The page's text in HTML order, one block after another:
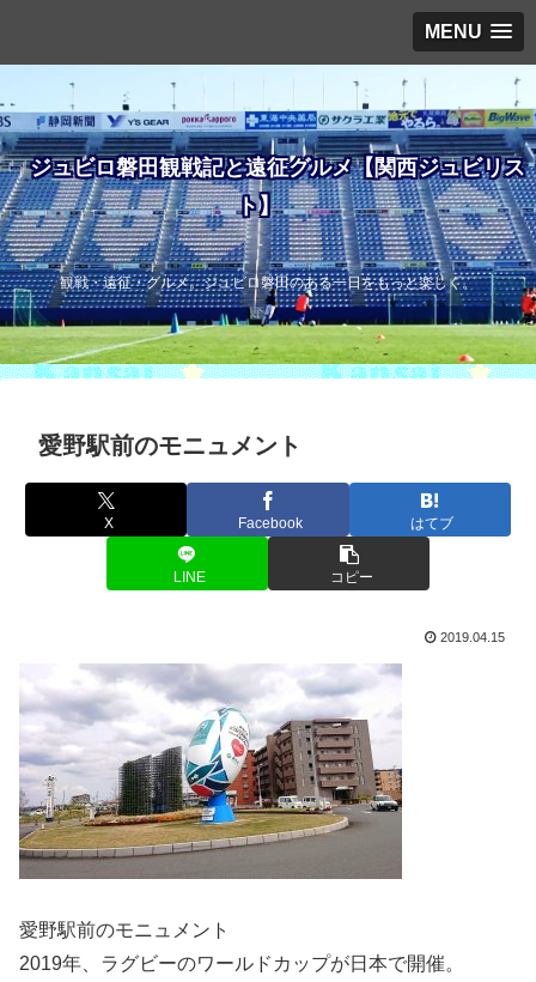
MENU
ジュビロ磐田観戦記と遠征グルメ【関西ジュビリス
ト】
観戦・遠征・グルメ。ジュビロ磐田のある一日をもっと楽しく。
愛野駅前のモニュメント
X Facebook はてブ
LINE コピー
2019.04.15
愛野駅前のモニュメント
2019年、ラグビーのワールドカップが日本で開催。